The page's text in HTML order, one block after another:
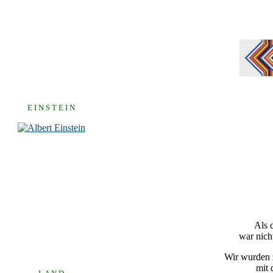
E I N S T E I N
Als
war
Wir wurden
mit